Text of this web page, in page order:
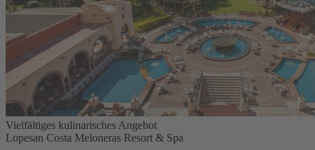
Vielfältiges kulinarisches Angebot
Lopesan Costa Meloneras Resort & Spa